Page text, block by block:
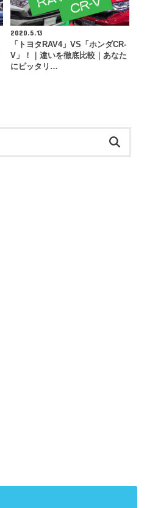
2020.5.13
「トヨタRAV4」VS「ホンダCR-
V」！｜違いを徹底比較｜あなた
にピッタリ…